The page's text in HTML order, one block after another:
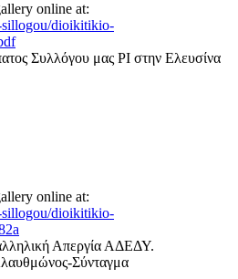
online at:
sillogou/dioikitikio-
Συλλόγου μας ΡΙ στην Ελευσίνα
online at:
sillogou/dioikitikio-
Απεργία ΑΔΕΔΥ.
Σύνταγμα